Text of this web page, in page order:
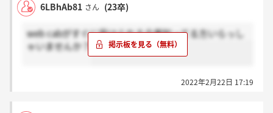
6LBhAb81 さん (23卒)
web cabがすぐに受けられる企業知ってる方いらっし
ゃいませんか？
2022年2月22日 17:19